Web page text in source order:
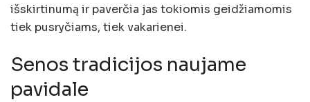
išskirtinumą ir paverčia jas tokiomis geidžiamomis
tiek pusryčiams, tiek vakarienei.
Senos tradicijos naujame
pavidale